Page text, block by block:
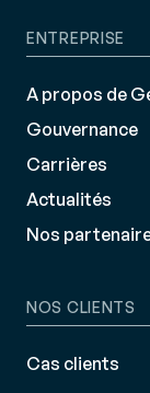
ENTREPRISE
A propos de
Gouvernance
Carrières
Actualités
Nos
NOS CLIENTS
Cas clients